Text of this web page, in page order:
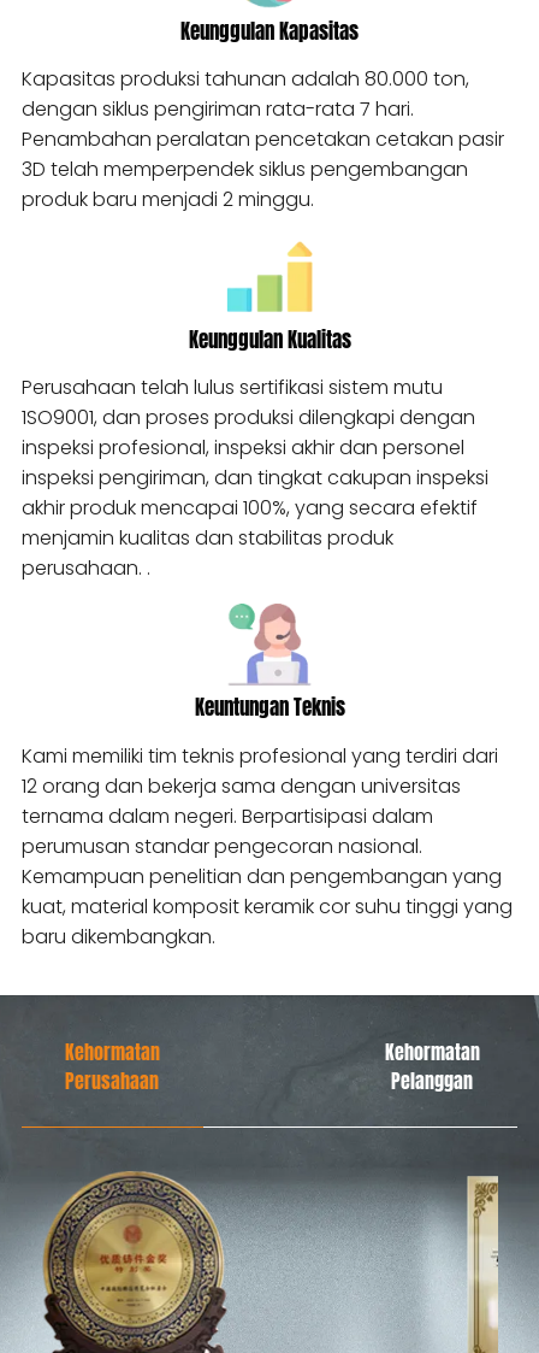
Keunggulan Kapasitas
Kapasitas produksi tahunan adalah 80.000 ton,
dengan siklus pengiriman rata-rata 7 hari.
Penambahan peralatan pencetakan cetakan pasir
3D telah memperpendek siklus pengembangan
produk baru menjadi 2 minggu.
Keunggulan Kualitas
Perusahaan telah lulus sertifikasi sistem mutu
1SO9001, dan proses produksi dilengkapi dengan
inspeksi profesional, inspeksi akhir dan personel
inspeksi pengiriman, dan tingkat cakupan inspeksi
akhir produk mencapai 100%, yang secara efektif
menjamin kualitas dan stabilitas produk
perusahaan. .
Keuntungan Teknis
Kami memiliki tim teknis profesional yang terdiri dari
12 orang dan bekerja sama dengan universitas
ternama dalam negeri. Berpartisipasi dalam
perumusan standar pengecoran nasional.
Kemampuan penelitian dan pengembangan yang
kuat, material komposit keramik cor suhu tinggi yang
baru dikembangkan.
Kehormatan
Perusahaan
Kehormatan
Pelanggan